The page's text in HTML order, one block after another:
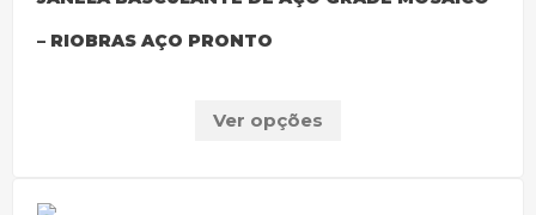
– RIOBRAS AÇO PRONTO
Ver opções